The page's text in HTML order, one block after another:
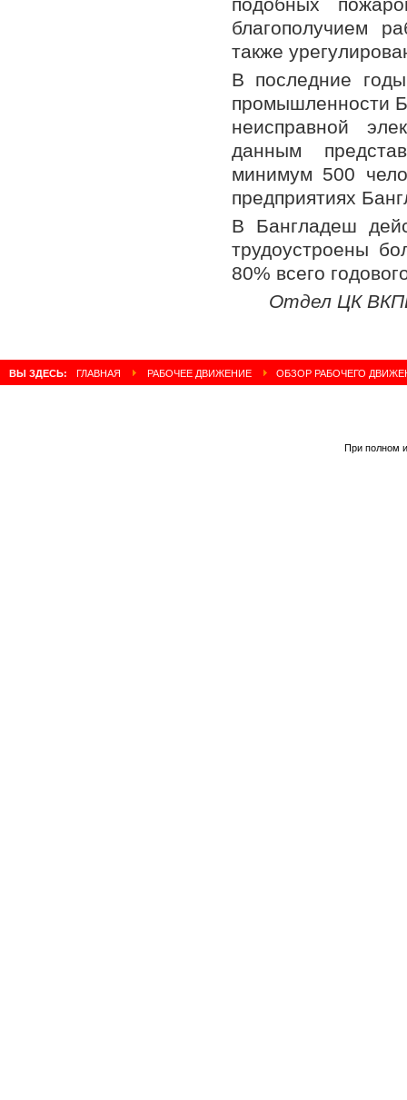
благополучием
также
В последние
промышленности
неисправной
данным
минимум 500
предприятиях
В Бангладеш
трудоустроены
80% всего
Отдел ЦК
ВЫ ЗДЕСЬ: ГЛАВНАЯ РАБОЧЕЕ ДВИЖЕНИЕ ОБЗОР РАБОЧЕГО
При полном